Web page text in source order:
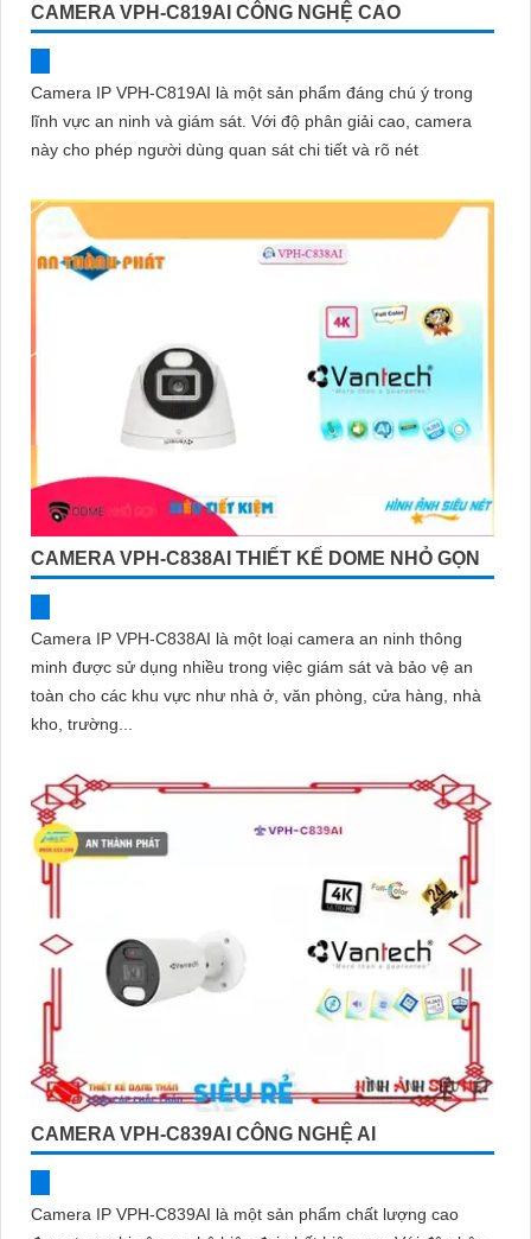
CAMERA VPH-C819AI CÔNG NGHỆ CAO
Camera IP VPH-C819AI là một sản phẩm đáng chú ý trong
lĩnh vực an ninh và giám sát. Với độ phân giải cao, camera
này cho phép người dùng quan sát chi tiết và rõ nét
CAMERA VPH-C838AI THIẾT KẾ DOME NHỎ GỌN
Camera IP VPH-C838AI là một loại camera an ninh thông
minh được sử dụng nhiều trong việc giám sát và bảo vệ an
toàn cho các khu vực như nhà ở, văn phòng, cửa hàng, nhà
kho, trường...
CAMERA VPH-C839AI CÔNG NGHỆ AI
Camera IP VPH-C839AI là một sản phẩm chất lượng cao